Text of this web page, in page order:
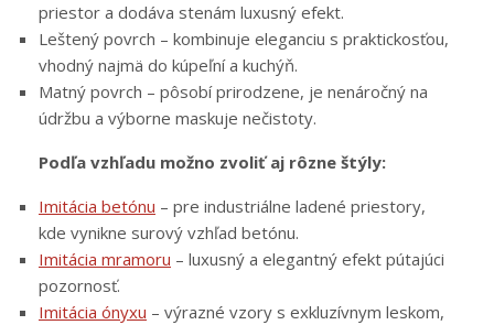
priestor a dodáva stenám luxusný efekt.
Leštený povrch – kombinuje eleganciu s praktickosťou,
vhodný najmä do kúpeľní a kuchýň.
Matný povrch – pôsobí prirodzene, je nenáročný na
údržbu a výborne maskuje nečistoty.
Podľa vzhľadu možno zvoliť aj rôzne štýly:
Imitácia betónu – pre industriálne ladené priestory,
kde vynikne surový vzhľad betónu.
Imitácia mramoru – luxusný a elegantný efekt pútajúci
pozornosť.
Imitácia ónyxu – výrazné vzory s exkluzívnym leskom,